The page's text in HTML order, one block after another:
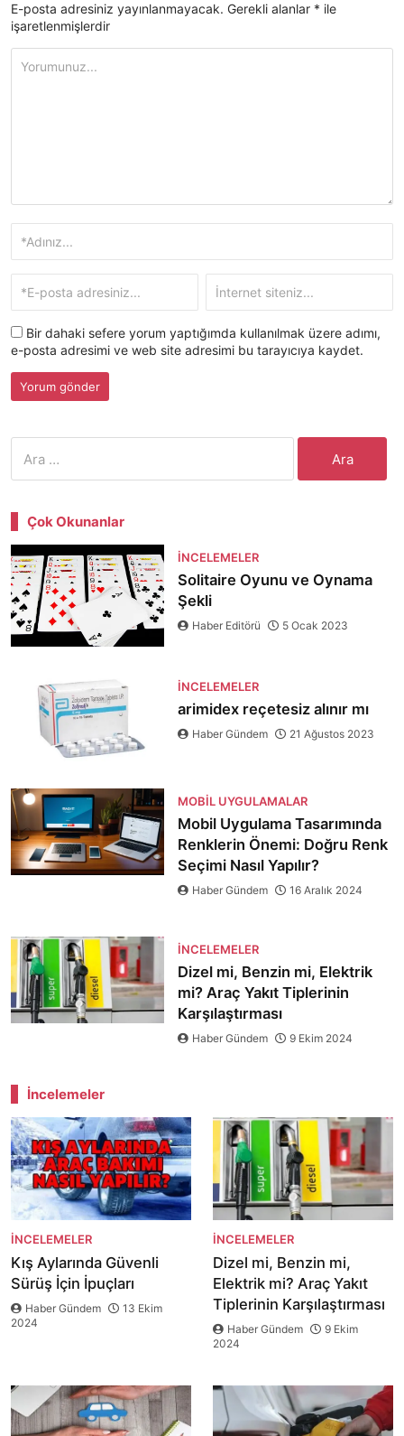
E-posta adresiniz yayınlanmayacak. Gerekli alanlar * ile
işaretlenmişlerdir
Bir dahaki sefere yorum yaptığımda kullanılmak üzere adımı,
e-posta adresimi ve web site adresimi bu tarayıcıya kaydet.
Çok Okunanlar
İNCELEMELER
Solitaire Oyunu ve Oynama
Şekli
Haber Editörü 5 Ocak 2023
İNCELEMELER
arimidex reçetesiz alınır mı
Haber Gündem 21 Ağustos 2023
MOBIL UYGULAMALAR
Mobil Uygulama Tasarımında
Renklerin Önemi: Doğru Renk
Seçimi Nasıl Yapılır?
Haber Gündem 16 Aralık 2024
İNCELEMELER
Dizel mi, Benzin mi, Elektrik
mi? Araç Yakıt Tiplerinin
Karşılaştırması
Haber Gündem 9 Ekim 2024
İncelemeler
İNCELEMELER
Kış Aylarında Güvenli
Sürüş İçin İpuçları
Haber Gündem
13 Ekim
2024
İNCELEMELER
Dizel mi, Benzin mi,
Elektrik mi? Araç Yakıt
Tiplerinin Karşılaştırması
Haber Gündem
9 Ekim
2024